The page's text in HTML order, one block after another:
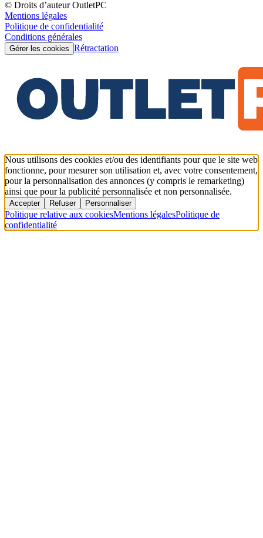
© Droits d’auteur OutletPC
Mentions légales
Politique de confidentialité
Conditions générales
Gérer les cookies Rétractation
Nous utilisons des cookies et/ou des identifiants pour que le site web
fonctionne, pour mesurer son utilisation et, avec votre consentement,
pour la personnalisation des annonces (y compris le remarketing)
ainsi que pour la publicité personnalisée et non personnalisée.
Accepter Refuser Personnaliser
Politique relative aux cookiesMentions légalesPolitique de
confidentialité